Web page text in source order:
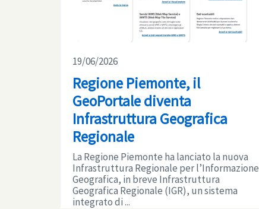
19/06/2026
Regione Piemonte, il
GeoPortale diventa
Infrastruttura Geografica
Regionale
La Regione Piemonte ha lanciato la nuova
Infrastruttura Regionale per l’Informazione
Geografica, in breve Infrastruttura
Geografica Regionale (IGR), un sistema
integrato di ...